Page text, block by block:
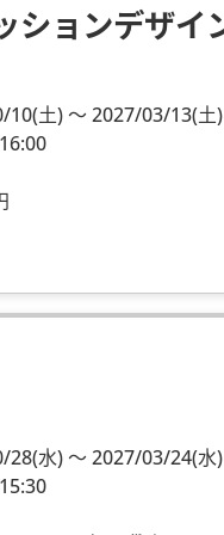
ョンデザイ
10(土)～ 2027/03/13(土)
28(水)～ 2027/03/24(水)